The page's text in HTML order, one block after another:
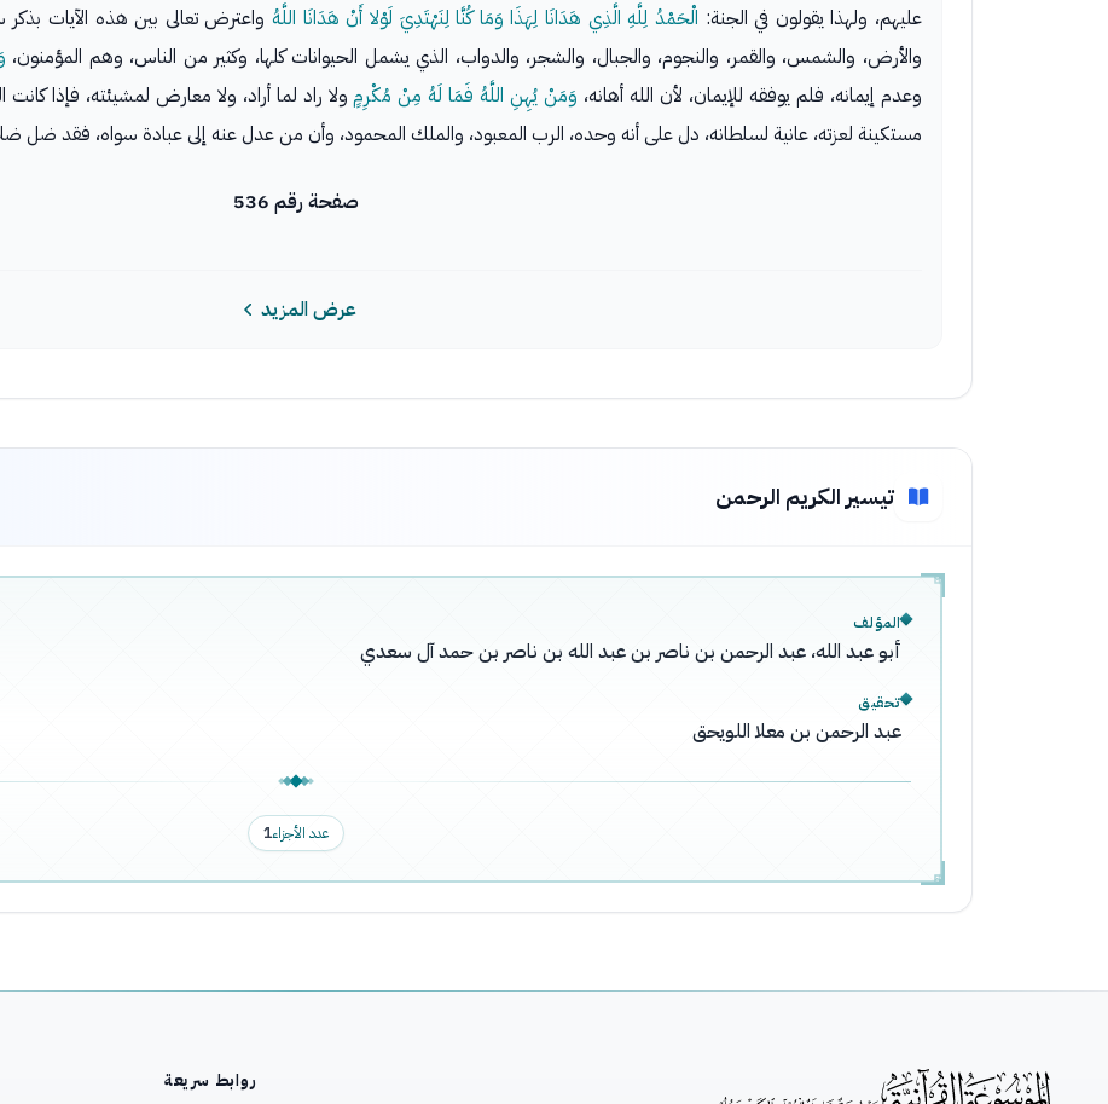
عليهم، ولهذا يقولون في الجنة: الْحَمْدُ لِلَّهِ الَّذِي هَدَانَا لِهَذَا وَمَا كُنَّا لِنَهْتَدِيَ لَوْلا أَنْ هَدَانَا اللَّهُواعترض تعالى بين هذه الآيات
والأرض، والشمس، والقمر، والنجوم، والجبال، والشجر، والدواب، الذي يشمل الحيوانات كلها، وكثير من الناس، وهم المؤمنون،
وعدم إيمانه، فلم يوفقه للإيمان، لأن الله أهانه، وَمَنْ يُهِنِ اللَّهُ فَمَا لَهُ مِنْ مُكْرِمٍولا راد لما أراد، ولا معارض لمشيئته، فإذا
مستكينة لعزته، عانية لسلطانه، دل على أنه وحده، الرب المعبود، والملك المحمود، وأن من عدل عنه إلى عبادة سواه، فقد ضل
صفحة رقم 536
عرض المزيد
تيسير الكريم الرحمن
المؤلف
أبو عبد الله، عبد الرحمن بن ناصر بن عبد الله بن ناصر بن حمد آل سعدي
تحقيق
عبد الرحمن بن معلا اللويحق
عدد الأجزاء1
روابط سريعة